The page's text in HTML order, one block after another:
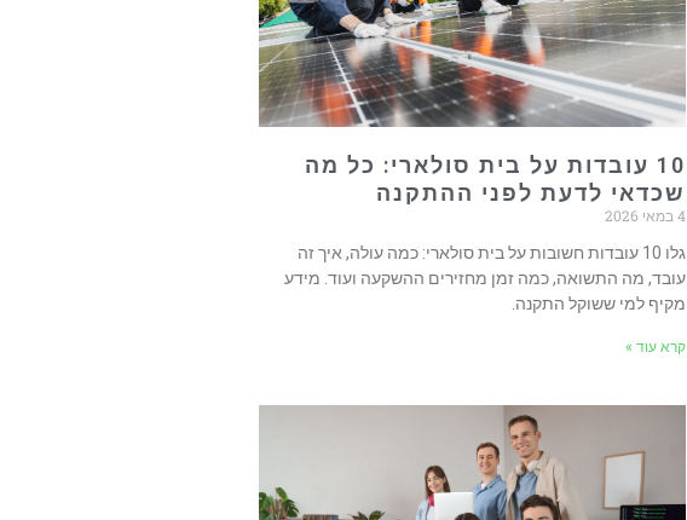
10 עובדות על בית סולארי: כל מה
שכדאי לדעת לפני ההתקנה
4 במאי 2026
גלו 10 עובדות חשובות על בית סולארי: כמה עולה, איך זה
עובד, מה התשואה, כמה זמן מחזירים ההשקעה ועוד. מידע
מקיף למי ששוקל התקנה.
קרא עוד »